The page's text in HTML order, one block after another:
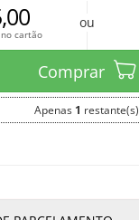
no cartão
ou
Comprar
Apenas 1 restante(s)